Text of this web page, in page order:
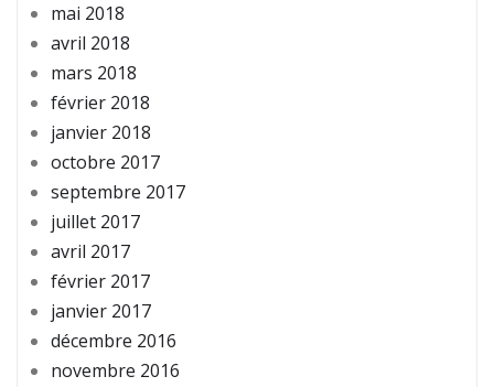
mai 2018
avril 2018
mars 2018
février 2018
janvier 2018
octobre 2017
septembre 2017
juillet 2017
avril 2017
février 2017
janvier 2017
décembre 2016
novembre 2016